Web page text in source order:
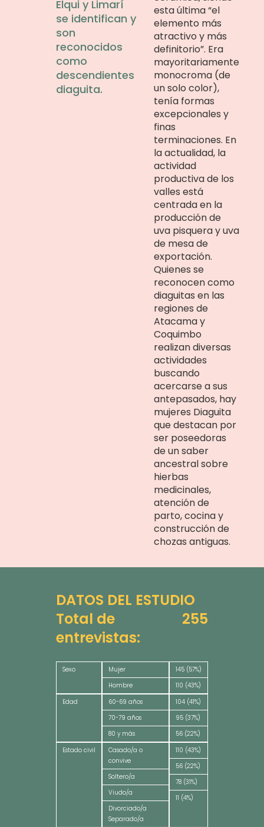
Elqui y Limarí
se identifican y
son
reconocidos
como
descendientes
diaguita.
esta última “el
elemento más
atractivo y más
definitorio”. Era
mayoritariamente
monocroma (de
un solo color),
tenía formas
excepcionales y
finas
terminaciones. En
la actualidad, la
actividad
productiva de los
valles está
centrada en la
producción de
uva pisquera y uva
de mesa de
exportación.
Quienes se
reconocen como
diaguitas en las
regiones de
Atacama y
Coquimbo
realizan diversas
actividades
buscando
acercarse a sus
antepasados, hay
mujeres Diaguita
que destacan por
ser poseedoras
de un saber
ancestral sobre
hierbas
medicinales,
atención de
parto, cocina y
construcción de
chozas antiguas.
DATOS DEL ESTUDIO
Total de
entrevistas:
255
Sexo
Mujer
Hombre
145 (57%)
110 (43%)
Edad
60-69 años
70-79 años
80 y más
104 (41%)
95 (37%)
56 (22%)
Estado civil
Casado/a o
convive
Soltero/a
Viudo/a
Divorciado/a
Separado/a
110 (43%)
56 (22%)
78 (31%)
11 (4%)